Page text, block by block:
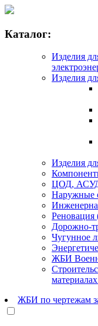
Каталог:
Изделия
Изделия
Изделия
ЦОД,
Наружные
Дорожно-
Чугунное
ЖБИ
ЖБИ по чертежам